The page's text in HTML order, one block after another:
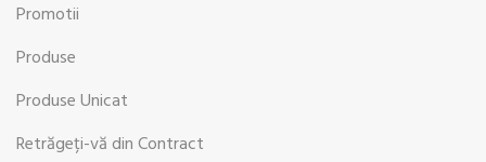
Promotii
Produse
Produse Unicat
Retrăgeți-vă din Contract